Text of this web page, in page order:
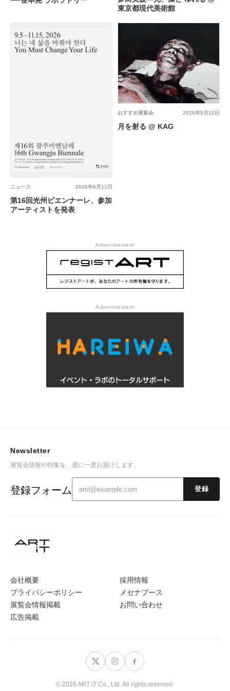
東京都現代美術館
2026年6月11日
ニュース
第16回光州ビエンナーレ、参加
アーティストを発表
2026年5月12日
おすすめ展覧会
月を射る @ KAG
Advertisement
Advertisement
会社概要
プライバシーポリシー
展覧会情報掲載
広告掲載
採用情報
メセナブース
お問い合わせ
Newsletter
展覧会情報や特集を、週に一度お届けします。
登録フォーム 登録
© 2026 ART iT Co., Ltd. All rights reserved.